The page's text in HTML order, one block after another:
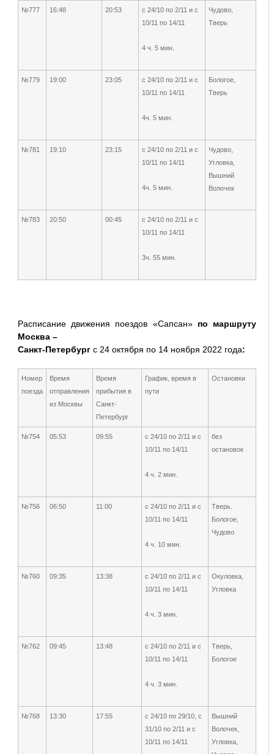
№777 16:48 20:53
с 24/10 по 2/11 и с
10/11 по 14/11
4 ч. 5 мин.
Чудово,
Тверь
№779 19:00 23:05
с 24/10 по 2/11 и с
10/11 по 14/11
4ч. 5 мин.
Бологое,
Тверь
№781 19:10 23:15
с 24/10 по 2/11 и с
10/11 по 14/11
4ч. 5 мин.
Чудово,
Угловка,
Вышний
Волочек
№783 20:50 00:45
с 24/10 по 2/11 и с
10/11 по 14/11
3ч. 55 мин.
Расписание движения поездов «Сапсан» по маршруту
Москва –
Санкт-Петербург с 24 октября по 14 ноября 2022 года:
Номер
поезда
Время
отправления
из Москвы
Время
прибытия в
Санкт-
Петербург
График, время в
пути
Остановки
№754 05:53 09:55
с 24/10 по 2/11 и с
10/11 по 14/11
4 ч. 2 мин.
без
остановок
№756 06:50 11:00
с 24/10 по 2/11 и с
10/11 по 14/11
4 ч. 10 мин.
Тверь.
Бологое,
Чудово
№760 09:35 13:38
с 24/10 по 2/11 и с
10/11 по 14/11
4 ч. 3 мин.
Окуловка,
Угловка
№762 09:45 13:48
с 24/10 по 2/11 и с
10/11 по 14/11
4 ч. 3 мин.
Тверь,
Бологое
№768 13:30 17:55
с 24/10 по 29/10, с
31/10 по 2/11 и с
10/11 по 14/11
Вышний
Волочек,
Угловка,